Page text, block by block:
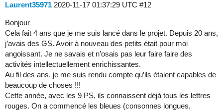
Laurent35971 2020-11-17 01:37:29 UTC #12
Bonjour
Cela fait 4 ans que je me suis lancé dans le projet. Depuis 20 ans,
j’avais des GS. Avoir à nouveau des petits était pour moi
angoissant. Je ne savais et n’osais pas leur faire faire des
activités intellectuellement enrichissantes.
Au fil des ans, je me suis rendu compte qu’ils étaient capables de
beaucoup de choses !!!
Cette année, avec les 9 PS, ils connaissent déjà tous les lettres
rouges. On a commencé les bleues (consonnes longues,